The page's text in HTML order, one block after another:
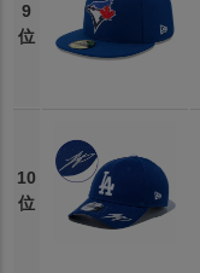
9
位
10
位